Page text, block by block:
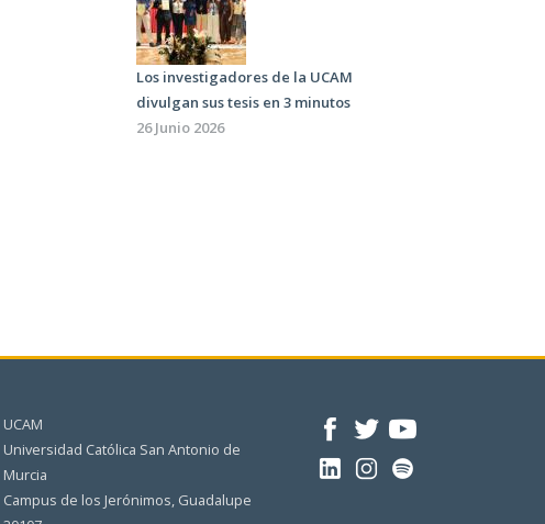
Los investigadores de la UCAM
divulgan sus tesis en 3 minutos
26 Junio 2026
UCAM
Universidad Católica San Antonio de
Murcia
Campus de los Jerónimos, Guadalupe